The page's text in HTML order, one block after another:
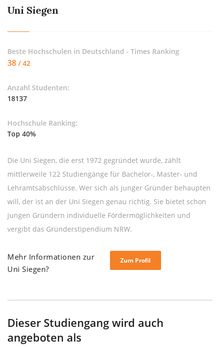
Uni Siegen
Beste Hochschulen in Deutschland - Times Ranking
38 / 42
Anzahl Studenten:
18137
Hochschule Ranking:
Top 40%
Die Uni Siegen, die erst 1972 gegründet wurde, zählt
mittlerweile 122 Studiengänge für Bachelor-, Master- und
Lehramtsabschlüsse. Wer sich als junger Gründer behaupten
will, der ist an der Uni Siegen genau richtig. Sie bietet schon
jungen Gründern individuelle Fördermöglichkeiten und
vergibt das Gründerstipendium NRW.
Mehr Informationen zur
Uni Siegen?
Zum Profil
Dieser Studiengang wird auch
angeboten als